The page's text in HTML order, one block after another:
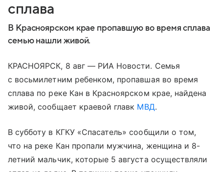
сплава
В Красноярском крае пропавшую во время сплава
семью нашли живой.
КРАСНОЯРСК, 8 авг — РИА Новости. Семья
с восьмилетним ребенком, пропавшая во время
сплава по реке Кан в Красноярском крае, найдена
живой, сообщает краевой главк МВД.
В субботу в КГКУ «Спасатель» сообщили о том,
что на реке Кан пропали мужчина, женщина и 8-
летний мальчик, которые 5 августа осуществляли